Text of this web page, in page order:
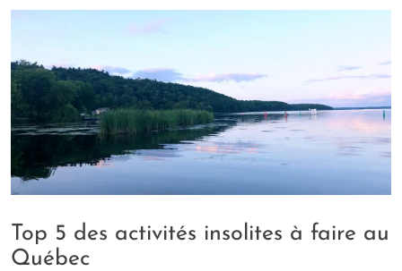
Top 5 des activités insolites à faire au
Québec